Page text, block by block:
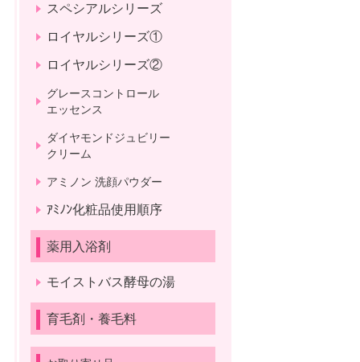
スペシアルシリーズ
ロイヤルシリーズ①
ロイヤルシリーズ②
グレースコントロール
エッセンス
ダイヤモンドジュビリー
クリーム
アミノン 洗顔パウダー
ｱﾐﾉﾝ化粧品使用順序
薬用入浴剤
モイストバス酵母の湯
育毛剤・養毛料